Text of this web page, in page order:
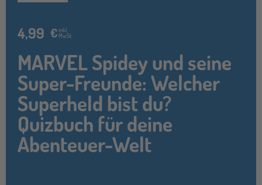
4,99 €inkl.
MwSt.
MARVEL Spidey und seine
Super-Freunde: Welcher
Superheld bist du?
Quizbuch für deine
Abenteuer-Welt